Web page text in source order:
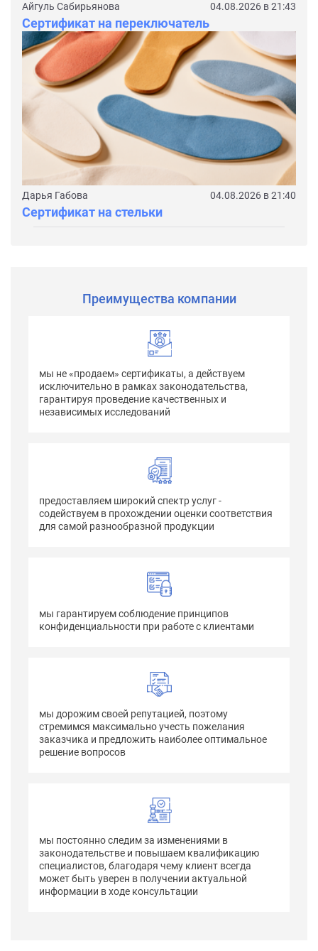
Айгуль Сабирьянова 04.08.2026 в 21:43
Сертификат на переключатель
Дарья Габова 04.08.2026 в 21:40
Сертификат на стельки
Преимущества компании
мы не «продаем» сертификаты, а действуем
исключительно в рамках законодательства,
гарантируя проведение качественных и
независимых исследований
предоставляем широкий спектр услуг -
содействуем в прохождении оценки соответствия
для самой разнообразной продукции
мы гарантируем соблюдение принципов
конфиденциальности при работе с клиентами
мы дорожим своей репутацией, поэтому
стремимся максимально учесть пожелания
заказчика и предложить наиболее оптимальное
решение вопросов
мы постоянно следим за изменениями в
законодательстве и повышаем квалификацию
специалистов, благодаря чему клиент всегда
может быть уверен в получении актуальной
информации в ходе консультации